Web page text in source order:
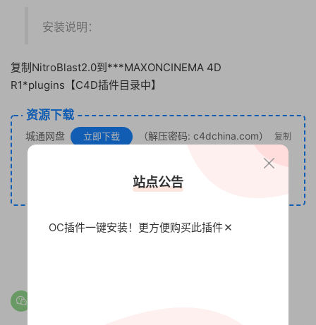
安装说明：
复制NitroBlast2.0到***MAXONCINEMA 4D
R1*plugins【C4D插件目录中】
资源下载
城通网盘 立即下载 （解压密码: c4dchina.com） 复制
复制
下单如有疑问咨询客服QQ：794320719
站点公告
OC插件一键安装！更方便购买此插件